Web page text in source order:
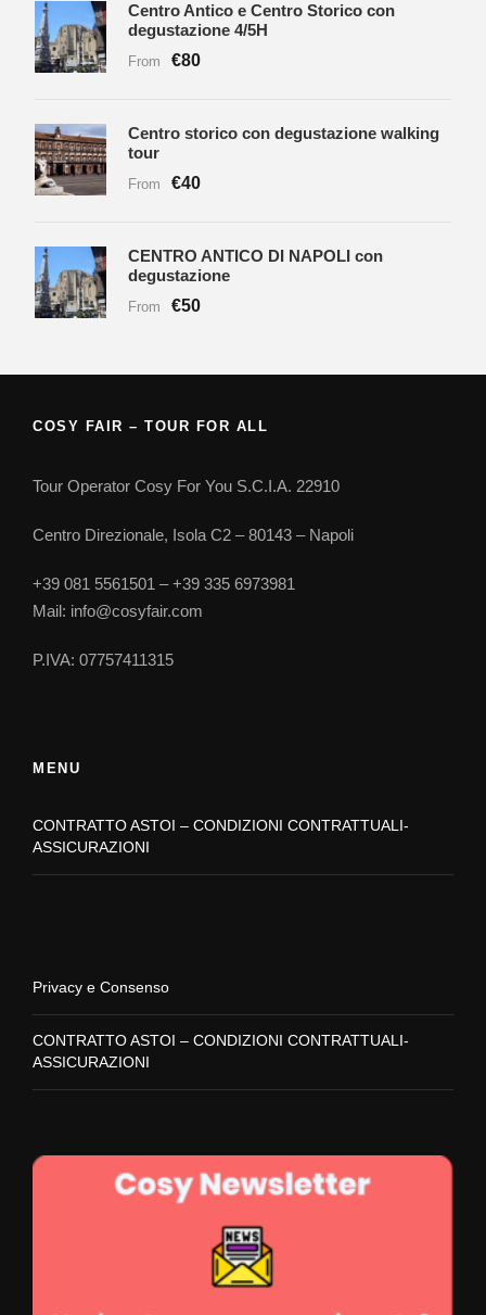
Centro Antico e Centro Storico con
degustazione 4/5H
From €80
Centro storico con degustazione walking
tour
From €40
CENTRO ANTICO DI NAPOLI con
degustazione
From €50
COSY FAIR – TOUR FOR ALL
Tour Operator Cosy For You S.C.I.A. 22910
Centro Direzionale, Isola C2 – 80143 – Napoli
+39 081 5561501 – +39 335 6973981
Mail: info@cosyfair.com
P.IVA: 07757411315
MENU
CONTRATTO ASTOI – CONDIZIONI CONTRATTUALI-
ASSICURAZIONI
Privacy e Consenso
CONTRATTO ASTOI – CONDIZIONI CONTRATTUALI-
ASSICURAZIONI